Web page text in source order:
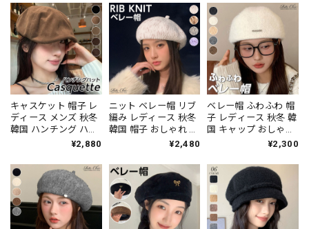
キャスケット 帽子 レ
ディース メンズ 秋冬
韓国 ハンチング ハッ
ト きれいめ 大人 かわ
ミニン おしゃれ 通勤
通学 無地 ベレー帽 キ
ャップ スエード調 大
人可愛い 大人女子
[LS-CGH006]
¥2,880
ニット ベレー帽 リブ
編み レディース 秋冬
韓国 帽子 おしゃれ き
れいめ 大人 かわいい
ト帽 カジュアル 暖か
い 大人可愛い 大人女
子 [LS-CGH002]
¥2,480
ベレー帽 ふわふわ 帽
子 レディース 秋冬 韓
国 キャップ おしゃれ
きれいめ 大人 かわい
ウトドア 通勤 通学 ベ
レーキャップ 大人可
愛い 大人女子 [LW-
CFH017]
¥2,300